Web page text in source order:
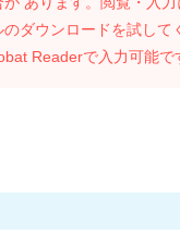
のダウンロードを試して
Readerで入力可能で